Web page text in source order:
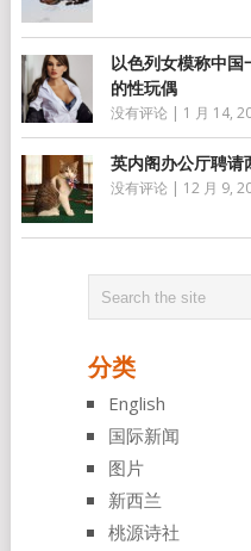
以色列女模称中国
的性玩偶
没有评论 | 1 月 14,
英内阁办公厅聘请
没有评论 | 12 月 9,
分类
English
国际新闻
图片
新西兰
桃源诗社